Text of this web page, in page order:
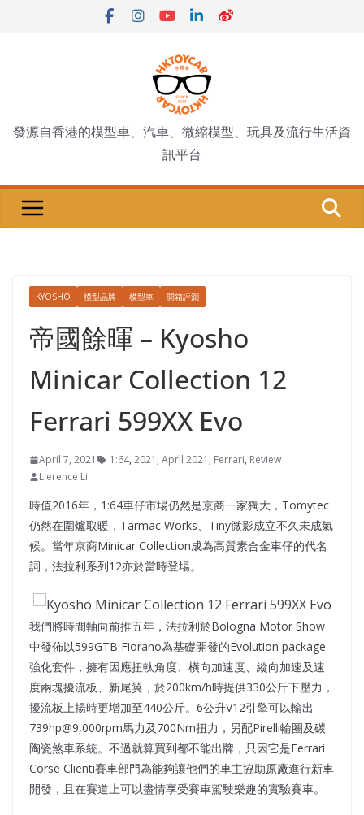
發源自香港的模型車、汽車、微縮模型、玩具及流行生活資
訊平台
KYOSHO 模型品牌 模型車 開箱評測
帝國餘暉 – Kyosho
Minicar Collection 12
Ferrari 599XX Evo
April 7, 2021 1:64, 2021 , April 2021 , Ferrari, Review
Lierence Li
時值2016年，1:64車仔市場仍然是京商一家獨大，Tomytec
仍然在圍爐取暖，Tarmac Works、Tiny微影成立不久未成氣
候。當年京商Minicar Collection成為高質素合金車仔的代名
詞，法拉利系列12亦於當時登場。
我們將時間軸向前推五年，法拉利於Bologna Motor Show
中發佈以599GTB Fiorano為基礎開發的Evolution package
強化套件，擁有因應扭軚角度、橫向加速度、縱向加速及速
度兩塊擾流板、新尾翼，於200km/h時提供330公斤下壓力，
擾流板上揚時更增加至440公斤。6公升V12引擎可以輸出
739hp@9,000rpm馬力及700Nm扭力，另配Pirelli輪圈及碳
陶瓷煞車系統。不過就算買到都不能出牌，只因它是Ferrari
Corse Clienti賽車部門為能夠讓他們的車主協助原廠進行新車
開發，且在賽道上可以盡情享受賽車駕駛樂趣的實驗賽車。